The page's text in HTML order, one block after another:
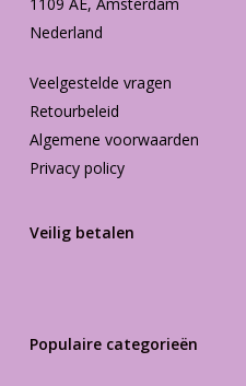
1109 AE, Amsterdam
Nederland
Veelgestelde vragen
Retourbeleid
Algemene voorwaarden
Privacy policy
Veilig betalen
Populaire categorieën